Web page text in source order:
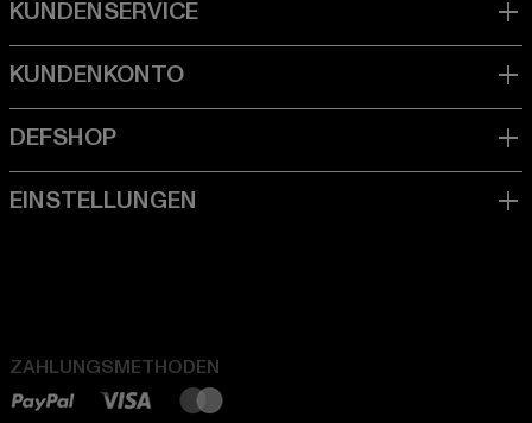
ZAHLUNGSMETHODEN